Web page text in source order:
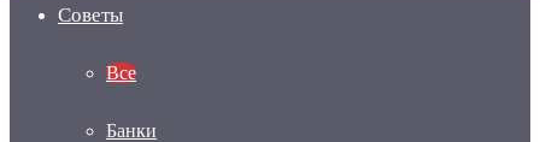
Советы
Все
Банки